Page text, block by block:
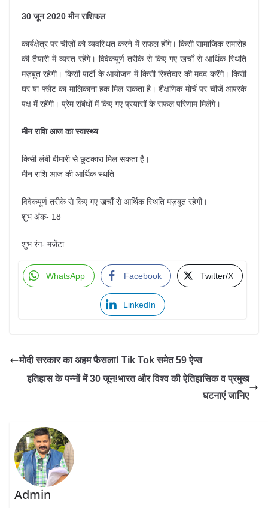
30 जून 2020 मीन राशिफल
कार्यक्षेत्र पर चीज़ों को व्यवस्थित करने में सफल होंगे। किसी सामाजिक समारोह
की तैयारी में व्यस्त रहेंगे। विवेकपूर्ण तरीके से किए गए खर्चों से आर्थिक स्थिति
मज़बूत रहेगी। किसी पार्टी के आयोजन में किसी रिश्तेदार की मदद करेंगे। किसी
घर या फ्लैट का मालिकाना हक मिल सकता है। शैक्षणिक मोर्चे पर चीज़ें आपरके
पक्ष में रहेंगी। प्रेम संबंधों में किए गए प्रयासों के सफल परिणाम मिलेंगे।
मीन राशि आज का स्वास्थ्य
किसी लंबी बीमारी से छुटकारा मिल सकता है।
मीन राशि आज की आर्थिक स्थति
विवेकपूर्ण तरीके से किए गए खर्चों से आर्थिक स्थिति मज़बूत रहेगी।
शुभ अंक- 18
शुभ रंग- मजेंटा
WhatsApp Facebook Twitter/X
LinkedIn
मोदी सरकार का अहम फैसला! Tik Tok समेत 59 ऐप्स
इतिहास के पन्नों में 30 जून!भारत और विश्व की ऐतिहासिक व प्रमुख
घटनाएं जानिए
Admin